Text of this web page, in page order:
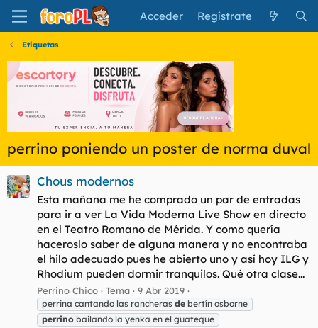
Acceder Regístrate
Etiquetas
perrino poniendo un poster de norma duval
Chous modernos
Esta mañana me he comprado un par de entradas
para ir a ver La Vida Moderna Live Show en directo
en el Teatro Romano de Mérida. Y como quería
haceroslo saber de alguna manera y no encontraba
el hilo adecuado pues he abierto uno y así hoy ILG y
Rhodium pueden dormir tranquilos. Qué otra clase...
Perrino Chico Tema 9 Abr 2019
perrina cantando las rancheras de bertín osborne
perrino bailando la yenka en el guateque